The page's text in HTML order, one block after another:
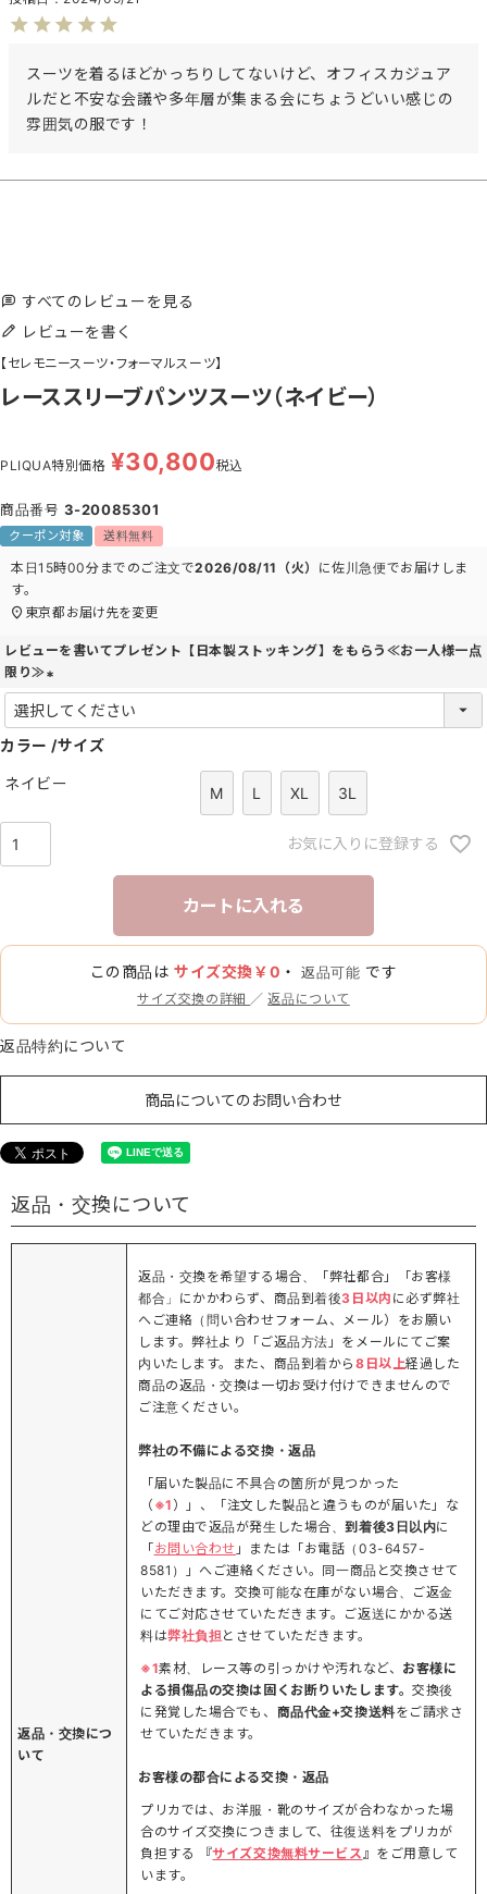
スーツを着るほどかっちりしてないけど、オフィスカジュア
ルだと不安な会議や多年層が集まる会にちょうどいい感じの
雰囲気の服です！
すべてのレビューを見る
レビューを書く
【セレモニースーツ・フォーマルスーツ】
レーススリーブパンツスーツ（ネイビー）
PLIQUA特別価格 ¥30,800税込
商品番号 3-20085301
クーポン対象 送料無料
本日15時00分 までのご注文で2026/08/11（火） に佐川急便でお届けしま
す。
東京都 お届け先を変更
レビューを書いてプレゼント【日本製ストッキング】をもらう≪お一人様一点
限り≫
必
須
カラー サイズ
ネイビー
M L XL 3L
お気に入りに登録する
カートに入れる
この商品はサイズ交換￥0 ・返品可能 です
サイズ交換の詳細 ／返品について
返品特約について
商品についてのお問い合わせ
返品・交換について
返品・交換につ
いて
返品・交換を希望する場合、「弊社都合」「お客様
都合」にかかわらず、商品到着後3日以内 に必ず弊社
へご連絡（問い合わせフォーム、メール）をお願い
します。弊社より「ご返品方法」をメールにてご案
内いたします。また、商品到着から 8日以上経過した
商品の返品・交換は一切お受け付けできませんので
ご注意ください。
弊社の不備による交換・返品
「届いた製品に不具合の箇所が見つかった
（ ※1 ）」、「注文した製品と違うものが届いた」な
どの理由で返品が発生した場合、到着後3日以内に
「お問い合わせ 」または「お電話（03-6457-
8581）」へご連絡ください。同一商品と交換させて
いただきます。交換可能な在庫がない場合、ご返金
にてご対応させていただきます。ご返送にかかる送
料は弊社負担とさせていただきます。
※1素材、レース等の引っかけや汚れなど、 お客様に
よる損傷品の交換は固くお断りいたします。交換後
に発覚した場合でも、 商品代金+交換送料をご請求さ
せていただきます。
お客様の都合による交換・返品
プリカでは、お洋服・靴のサイズが合わなかった場
合のサイズ交換につきまして、往復送料をプリカが
負担する 『サイズ交換無料サービス』をご用意して
います。